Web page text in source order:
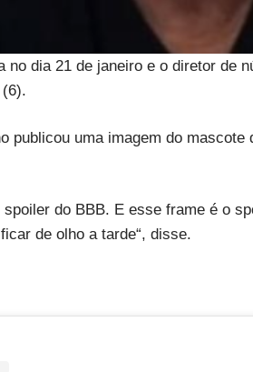
dia 21 de janeiro e o diretor de
publicou uma imagem do
spoiler do BBB. E esse frame é o
de olho a tarde“, disse.